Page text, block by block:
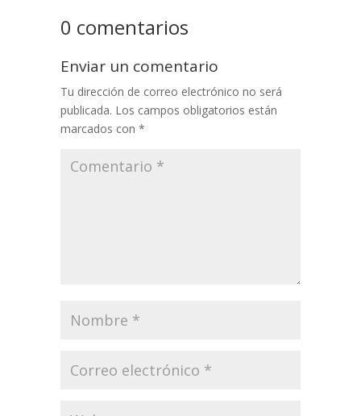
0 comentarios
Enviar un comentario
Tu dirección de correo electrónico no será
publicada. Los campos obligatorios están
marcados con *